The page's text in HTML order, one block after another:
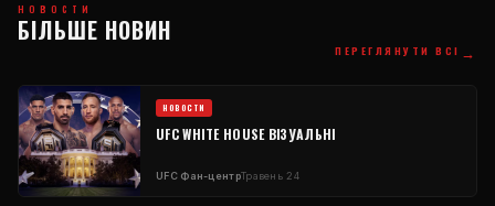
НОВОСТИ
БІЛЬШЕ НОВИН
ПЕРЕГЛЯНУТИ ВСІ →
НОВОСТИ
UFC WHITE HOUSEВІЗУАЛЬНІ
UFCФан-центрТравень 24